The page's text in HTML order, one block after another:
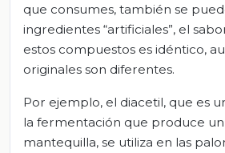
que consumes, también se
ingredientes “artificiales”, el
estos compuestos es idéntico,
originales son diferentes.
Por ejemplo, el diacetil, que es
la fermentación que produce
mantequilla, se utiliza en las